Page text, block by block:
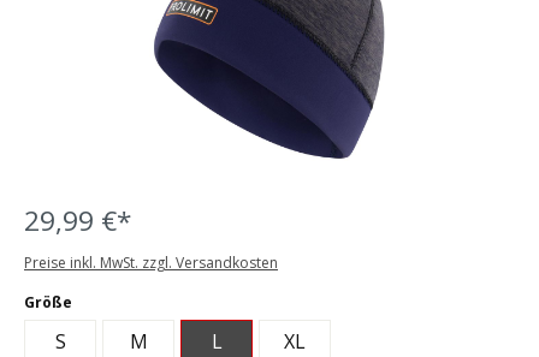
29,99 €*
Preise inkl. MwSt. zzgl. Versandkosten
Größe
S M L XL